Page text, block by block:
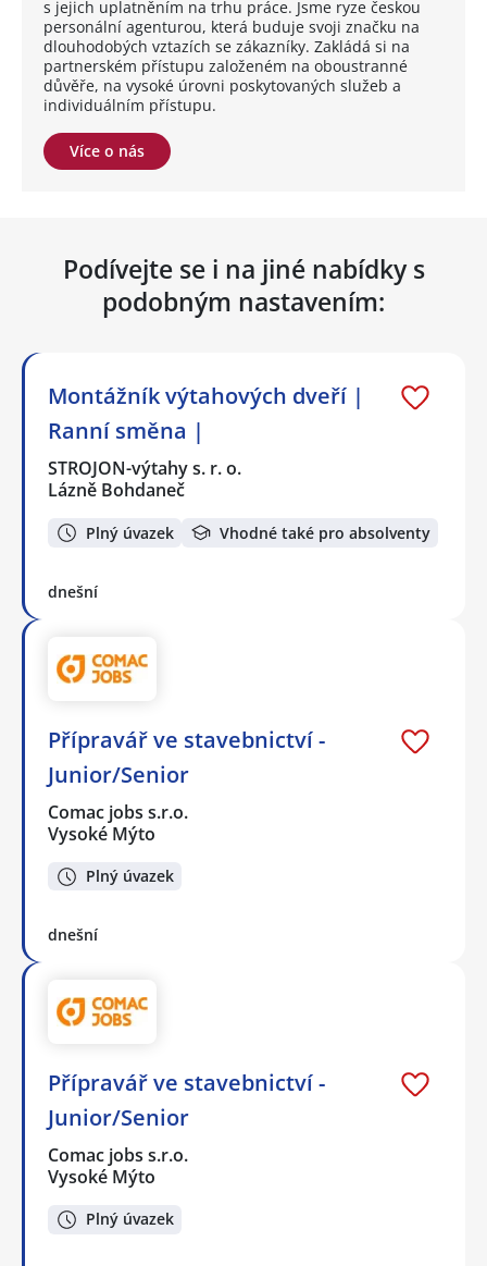
s jejich uplatněním na trhu práce. Jsme ryze českou
personální agenturou, která buduje svoji značku na
dlouhodobých vztazích se zákazníky. Zakládá si na
partnerském přístupu založeném na oboustranné
důvěře, na vysoké úrovni poskytovaných služeb a
individuálním přístupu.
Více o nás
Podívejte se i na jiné nabídky s
podobným nastavením:
Montážník výtahových dveří |
Ranní směna |
STROJON-výtahy s. r. o.
Lázně Bohdaneč
Plný úvazek Vhodné také pro absolventy
dnešní
Přípravář ve stavebnictví -
Junior/Senior
Comac jobs s.r.o.
Vysoké Mýto
Plný úvazek
dnešní
Přípravář ve stavebnictví -
Junior/Senior
Comac jobs s.r.o.
Vysoké Mýto
Plný úvazek